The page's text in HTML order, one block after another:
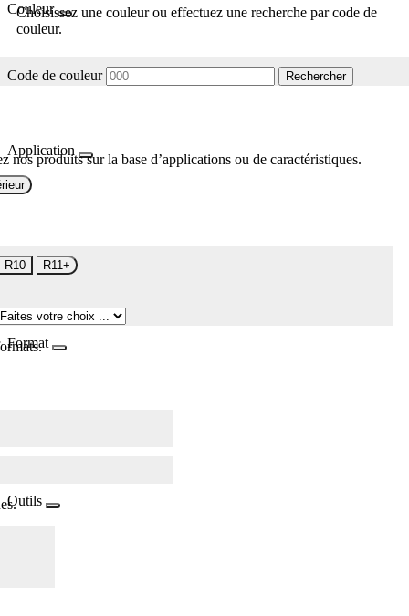
Couleur
Choisissez une couleur ou effectuez une recherche par code de
couleur.
Code de couleur Rechercher
Application
nos produits sur la base d’applications ou de caractéristiques.
R10 R11+
Format
Outils